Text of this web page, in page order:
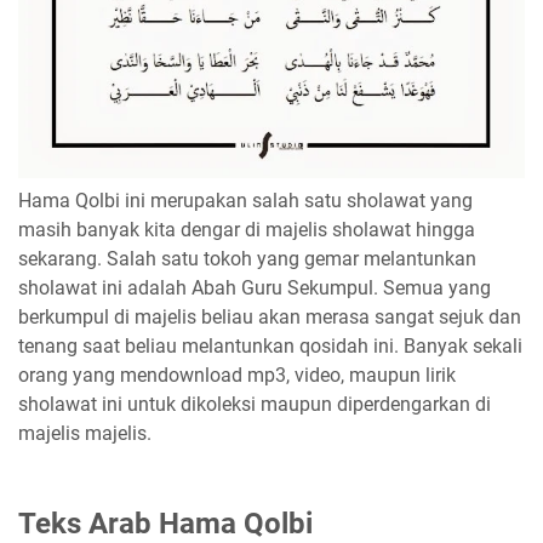
Hama Qolbi ini merupakan salah satu sholawat yang
masih banyak kita dengar di majelis sholawat hingga
sekarang. Salah satu tokoh yang gemar melantunkan
sholawat ini adalah Abah Guru Sekumpul. Semua yang
berkumpul di majelis beliau akan merasa sangat sejuk dan
tenang saat beliau melantunkan qosidah ini. Banyak sekali
orang yang mendownload mp3, video, maupun lirik
sholawat ini untuk dikoleksi maupun diperdengarkan di
majelis majelis.
Teks Arab Hama Qolbi